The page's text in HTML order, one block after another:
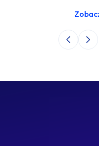
Poprzedni